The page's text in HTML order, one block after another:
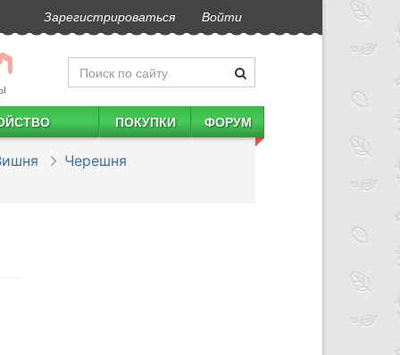
Зарегистрироваться Войти
ПОКУПКИ ФОРУМ
Черешня